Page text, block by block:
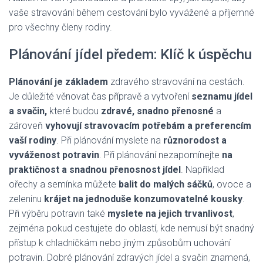
vaše stravování během cestování bylo vyvážené a příjemné
pro všechny členy rodiny.
Plánování jídel předem: Klíč k úspěchu
Plánování je základem zdravého stravování na cestách.
Je důležité věnovat čas přípravě a vytvoření seznamu jídel
a svačin, které budou zdravé, snadno přenosné a
zároveň vyhovují stravovacím potřebám a preferencím
vaší rodiny. Při plánování myslete na různorodost a
vyváženost potravin. Při plánování nezapomínejte na
praktičnost a snadnou přenosnost jídel. Například
ořechy a semínka můžete balit do malých sáčků, ovoce a
zeleninu krájet na jednoduše konzumovatelné kousky.
Při výběru potravin také myslete na jejich trvanlivost,
zejména pokud cestujete do oblastí, kde nemusí být snadný
přístup k chladničkám nebo jiným způsobům uchování
potravin. Dobré plánování zdravých jídel a svačin znamená,